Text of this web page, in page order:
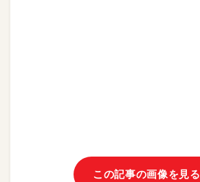
この記事の画像を見る